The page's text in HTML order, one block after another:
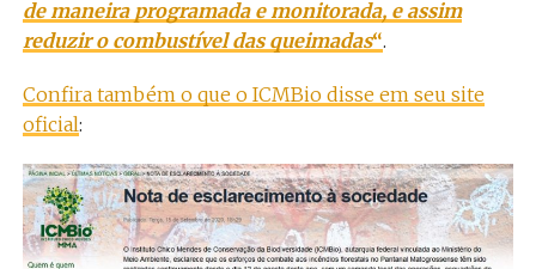
de maneira programada e monitorada, e assim
reduzir o combustível das queimadas“.
Confira também o que o ICMBio disse em seu site
oficial: